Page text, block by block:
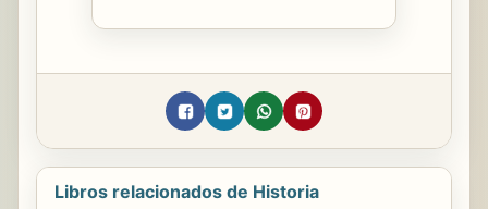
Libros relacionados de Historia